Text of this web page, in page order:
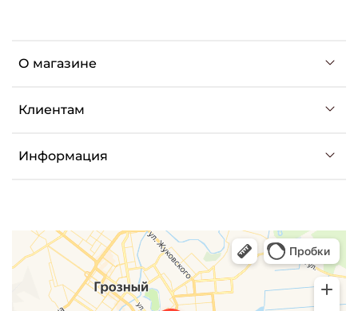
О магазине
Клиентам
Информация